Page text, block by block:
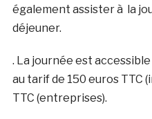
également assister à la
déjeuner.
. La journée est accessible
au tarif de 150 euros TTC
TTC (entreprises).